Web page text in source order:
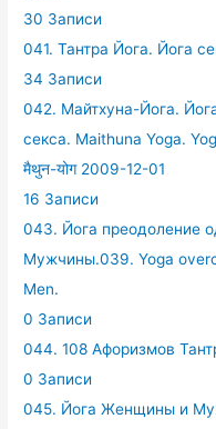
30 Записи
041. Тантра Йога. Йога
34 Записи
042. Майтхуна-Йога.
секса. Maithuna Yoga.
मैथुन-योग 2009-12-01
16 Записи
043. Йога преодоление
Мужчины.039. Yoga
Men.
0 Записи
044. 108 Афоризмов
0 Записи
045. Йога Женщины и